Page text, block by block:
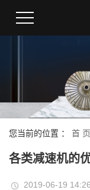
您当前的位置 ： 首 页
各类减速机的
2019-06-19